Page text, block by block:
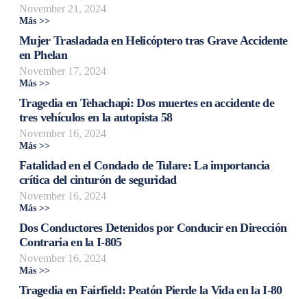
November 21, 2024
Más >>
Mujer Trasladada en Helicóptero tras Grave Accidente
en Phelan
November 17, 2024
Más >>
Tragedia en Tehachapi: Dos muertes en accidente de
tres vehículos en la autopista 58
November 16, 2024
Más >>
Fatalidad en el Condado de Tulare: La importancia
crítica del cinturón de seguridad
November 16, 2024
Más >>
Dos Conductores Detenidos por Conducir en Dirección
Contraria en la I-805
November 16, 2024
Más >>
Tragedia en Fairfield: Peatón Pierde la Vida en la I-80